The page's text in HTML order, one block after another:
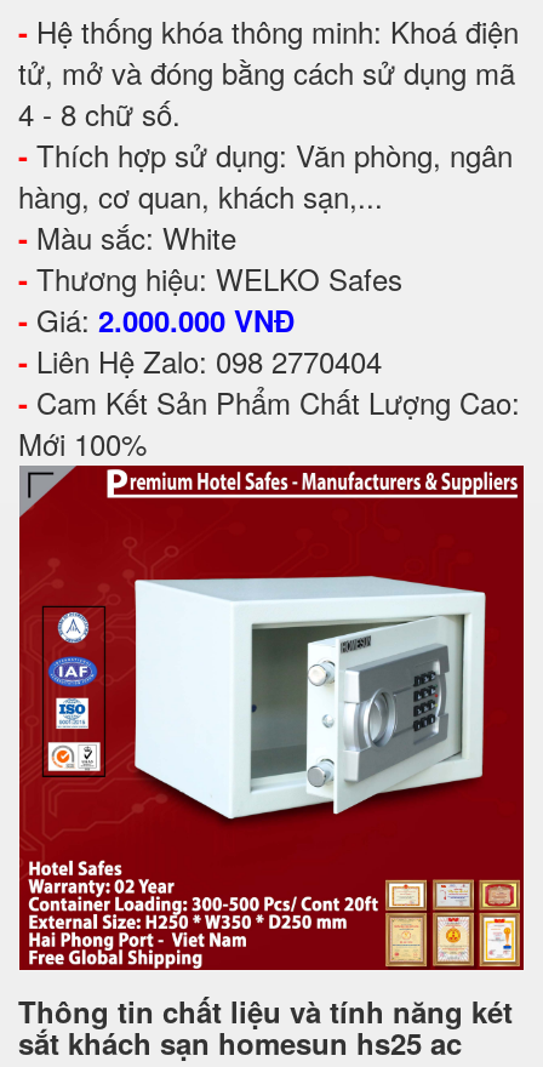
- Hệ thống khóa thông minh: Khoá điện
tử, mở và đóng bằng cách sử dụng mã
4 - 8 chữ số.
- Thích hợp sử dụng: Văn phòng, ngân
hàng, cơ quan, khách sạn,...
- Màu sắc: White
- Thương hiệu: WELKO Safes
- Giá: 2.000.000 VNĐ
- Liên Hệ Zalo: 098 2770404
- Cam Kết Sản Phẩm Chất Lượng Cao:
Mới 100%
Thông tin chất liệu và tính năng két
sắt khách sạn homesun hs25 ac